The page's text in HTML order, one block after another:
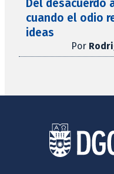
Del desacuerdo
cuando el odio
ideas
Por